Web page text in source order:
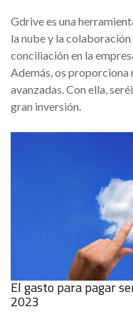
Gdrive es una
la nube y la
conciliación en la
Además, os
avanzadas. Con ella,
gran inversión.
El gasto para pagar
2023